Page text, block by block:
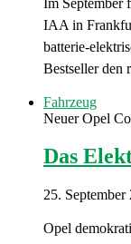
IAA in
batterie-
Bestseller den
Fahrzeug
Neuer Opel
Das
25. September
Opel